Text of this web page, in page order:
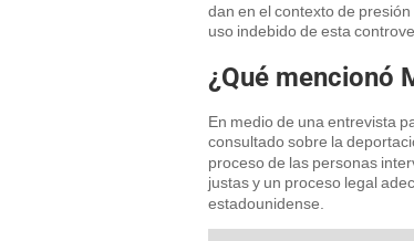
dan en el contexto de
uso indebido de esta
¿Qué mencionó
En medio de una entrevista
consultado sobre la
proceso de las personas
justas y un proceso legal
estadounidense.